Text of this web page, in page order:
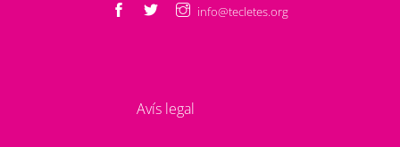
info@tecletes.org
Avís legal